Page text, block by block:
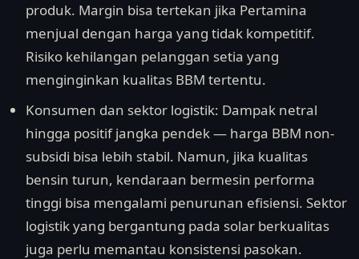
produk. Margin bisa tertekan jika Pertamina
menjual dengan harga yang tidak kompetitif.
Risiko kehilangan pelanggan setia yang
menginginkan kualitas BBM tertentu.
Konsumen dan sektor logistik: Dampak netral
hingga positif jangka pendek — harga BBM non-
subsidi bisa lebih stabil. Namun, jika kualitas
bensin turun, kendaraan bermesin performa
tinggi bisa mengalami penurunan efisiensi. Sektor
logistik yang bergantung pada solar berkualitas
juga perlu memantau konsistensi pasokan.